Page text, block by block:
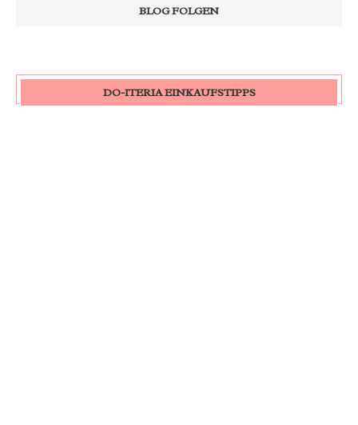
DO-ITERIA EINKAUFSTIPPS